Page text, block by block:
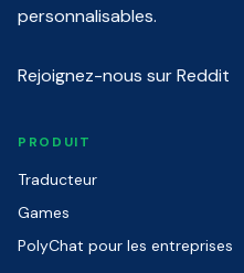
personnalisables.
Rejoignez-nous sur Reddit
PRODUIT
Traducteur
Games
PolyChat pour les entreprises